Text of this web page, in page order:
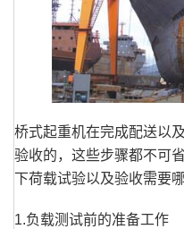
桥式起重机在完成配送以
验收的，这些步骤都不可
下荷载试验以及验收需要哪
1.负载测试前的准备工作